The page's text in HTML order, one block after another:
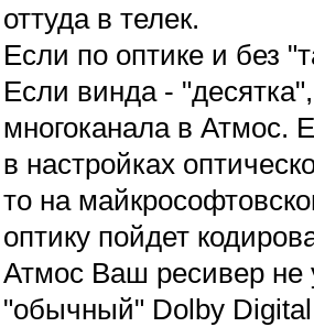
оттуда в телек.
Если по оптике и без
Если винда -
многоканала в Атмос.
в настройках
то на
оптику пойдет
Атмос Ваш ресивер не
"обычный" Dolby